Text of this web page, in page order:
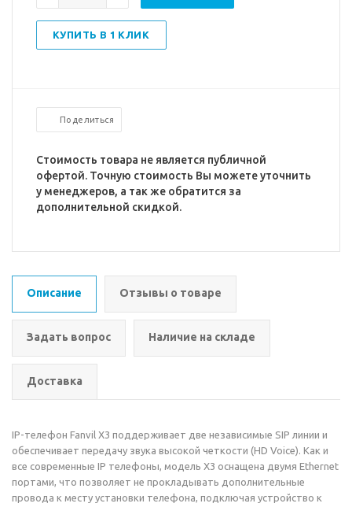
КУПИТЬ В 1 КЛИК
Поделиться
Стоимость товара не является публичной
офертой. Точную стоимость Вы можете уточнить
у менеджеров, а так же обратится за
дополнительной скидкой.
Описание Отзывы о товаре
Задать вопрос Наличие на складе
Доставка
IP-телефон Fanvil X3 поддерживает две независимые SIP линии и
обеспечивает передачу звука высокой четкости (HD Voice). Как и
все современные IP телефоны, модель X3 оснащена двумя Ethernet
портами, что позволяет не прокладывать дополнительные
провода к месту установки телефона, подключая устройство к